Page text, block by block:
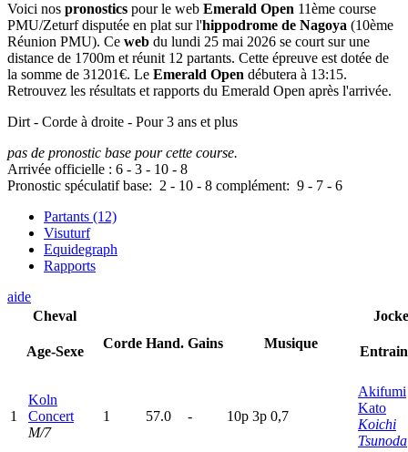
Voici nos pronostics pour le web Emerald Open 11ème course
PMU/Zeturf disputée en plat sur l'hippodrome de Nagoya (10ème
Réunion PMU). Ce web du lundi 25 mai 2026 se court sur une
distance de 1700m et réunit 12 partants. Cette épreuve est dotée de
la somme de 31201€. Le Emerald Open débutera à 13:15.
Retrouvez les résultats et rapports du Emerald Open après l'arrivée.
Dirt - Corde à droite - Pour 3 ans et plus
pas de pronostic base pour cette course.
Arrivée officielle : 6 - 3 - 10 - 8
Pronostic spéculatif base: 2 - 10 - 8 complément: 9 - 7 - 6
Partants (12)
Visuturf
Equidegraph
Rapports
aide
Cheval
Age-Sexe
Corde Hand. Gains Musique
1
Koln
Concert
M/7
1 57.0 - 10p 3p 0,7
Akifumi
Kato
Koichi
Tsunoda